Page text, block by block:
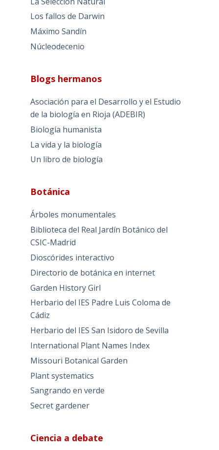
Los fallos de Darwin
Máximo Sandín
Núcleodecenio
Blogs hermanos
Asociación para el Desarrollo y el Estudio
de la biología en Rioja (ADEBIR)
Biología humanista
La vida y la biología
Un libro de biología
Botánica
Árboles monumentales
Biblioteca del Real Jardín Botánico del
CSIC-Madrid
Dioscórides interactivo
Directorio de botánica en internet
Garden History Girl
Herbario del IES Padre Luis Coloma de
Cádiz
Herbario del IES San Isidoro de Sevilla
International Plant Names Index
Missouri Botanical Garden
Plant systematics
Sangrando en verde
Secret gardener
Ciencia a debate